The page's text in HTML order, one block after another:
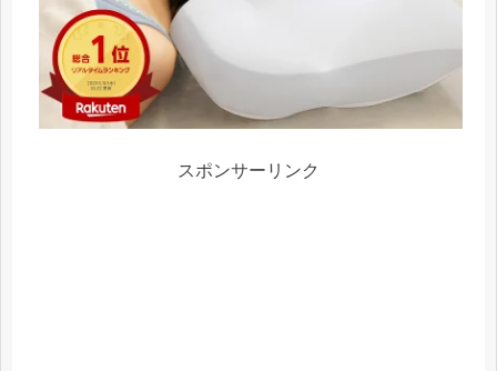
スポンサーリンク